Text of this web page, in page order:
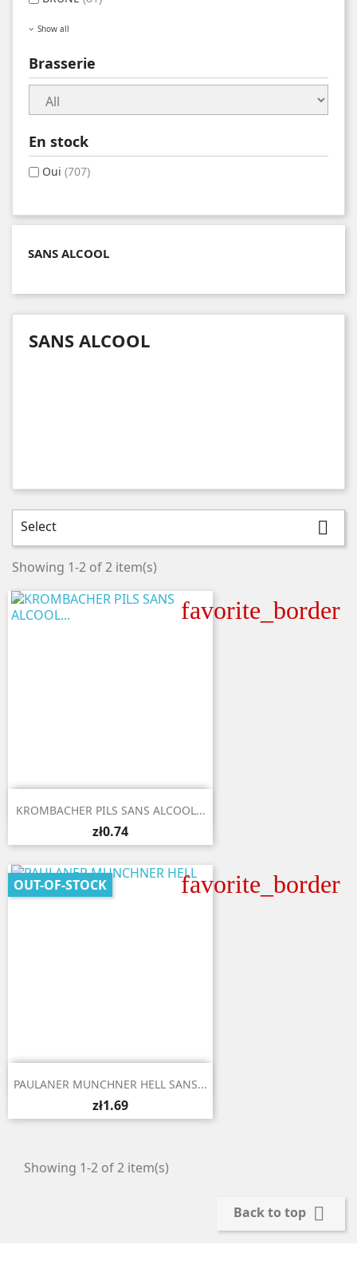
Show all
Brasserie
En stock
Oui (707)
SANS ALCOOL
SANS ALCOOL
Select 
Showing 1-2 of 2 item(s)
favorite_border
 Quick view
KROMBACHER PILS SANS ALCOOL...
zł0.74
favorite_border
 Quick view
PAULANER MUNCHNER HELL SANS...
zł1.69
OUT-OF-STOCK
Showing 1-2 of 2 item(s)
Back to top 